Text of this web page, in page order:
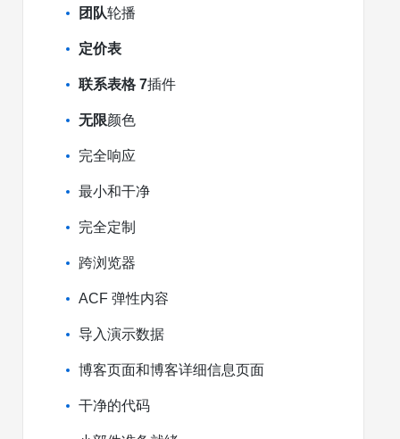
团队轮播
定价表
联系表格 7插件
无限颜色
完全响应
最小和干净
完全定制
跨浏览器
ACF 弹性内容
导入演示数据
博客页面和博客详细信息页面
干净的代码